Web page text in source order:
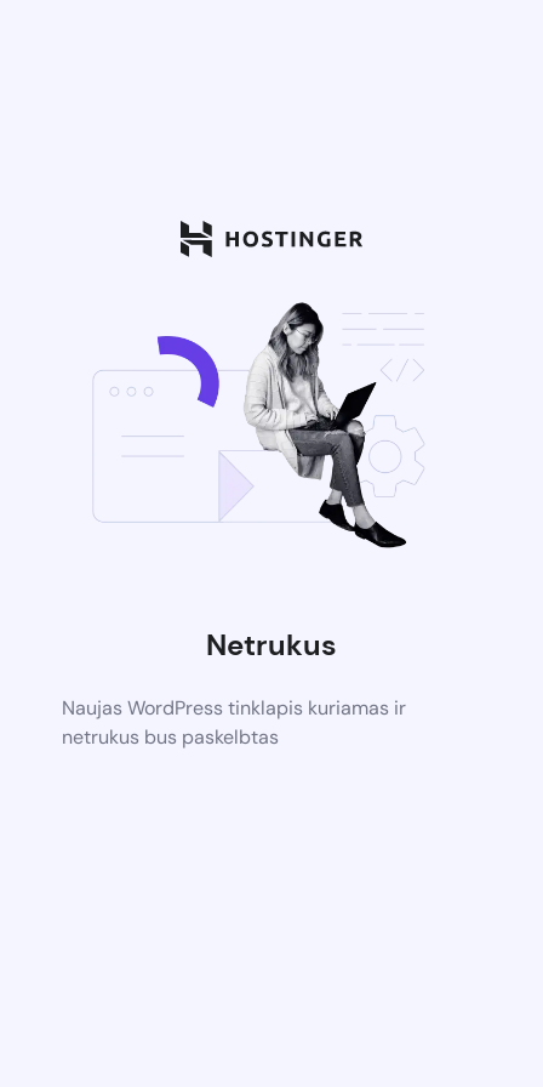
Netrukus
Naujas WordPress tinklapis kuriamas ir
netrukus bus paskelbtas